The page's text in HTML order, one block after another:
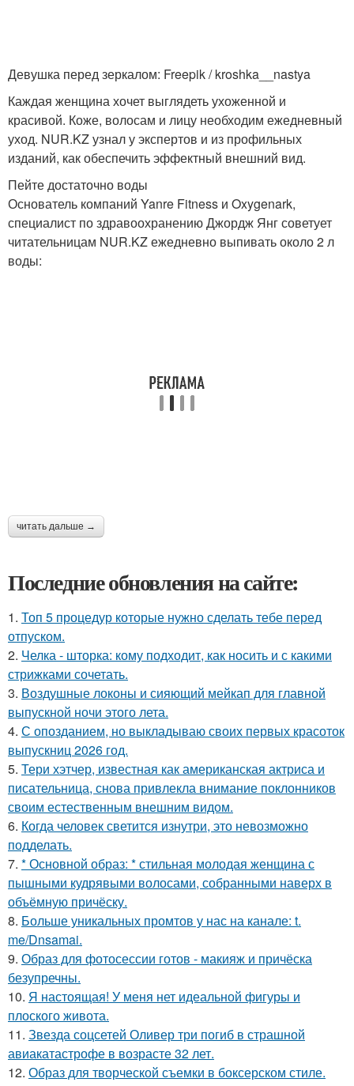
Девушка перед зеркалом: Freepik / kroshka__nastya
Каждая женщина хочет выглядеть ухоженной и
красивой. Коже, волосам и лицу необходим ежедневный
уход. NUR.KZ узнал у экспертов и из профильных
изданий, как обеспечить эффектный внешний вид.
Пейте достаточно воды
Основатель компаний Yanre Fitness и Oxygenark,
специалист по здравоохранению Джордж Янг советует
читательницам NUR.KZ ежедневно выпивать около 2 л
воды:
читать дальше →
Последние обновления на сайте:
1. Топ 5 процедур которые нужно сделать тебе перед
отпуском.
2. Челка - шторка: кому подходит, как носить и с какими
стрижками сочетать.
3. Воздушные локоны и сияющий мейкап для главной
выпускной ночи этого лета.
4. С опозданием, но выкладываю своих первых красоток
выпускниц 2026 год.
5. Тери хэтчер, известная как американская актриса и
писательница, снова привлекла внимание поклонников
своим естественным внешним видом.
6. Когда человек светится изнутри, это невозможно
подделать.
7. * Основной образ: * стильная молодая женщина с
пышными кудрявыми волосами, собранными наверх в
объёмную причёску.
8. Больше уникальных промтов у нас на канале: t.
me/Dnsamai.
9. Образ для фотосессии готов - макияж и причёска
безупречны.
10. Я настоящая! У меня нет идеальной фигуры и
плоского живота.
11. Звезда соцсетей Оливер три погиб в страшной
авиакатастрофе в возрасте 32 лет.
12. Образ для творческой съемки в боксерском стиле.